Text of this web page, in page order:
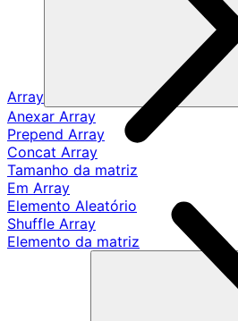
Array
Anexar Array
Prepend Array
Concat Array
Tamanho da matriz
Em Array
Elemento Aleatório
Shuffle Array
Elemento da matriz